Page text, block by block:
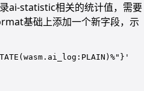
ai-statistic相关的统计值，需要
基础上添加一个新字段，示
'